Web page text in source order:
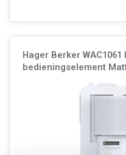
Hager Berker
bedieningselement